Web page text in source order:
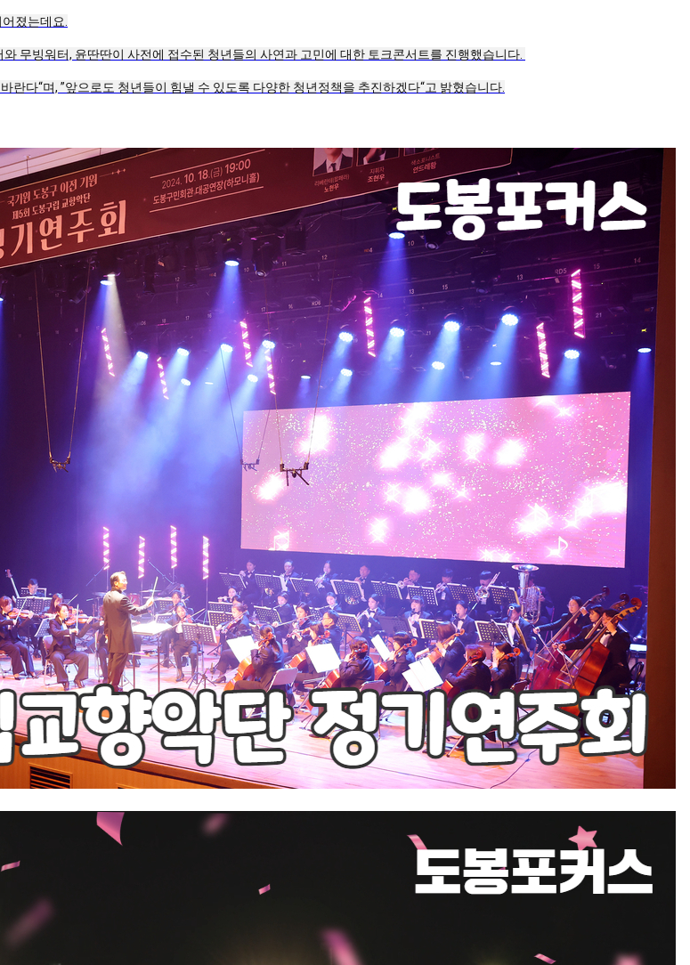
졌는데요.
무빙워터, 윤딴딴이 사전에 접수된 청년들의 사연과 고민에 대한 토크콘서트를 진행했습니다.
다“며, ”앞으로도 청년들이 힘낼 수 있도록 다양한 청년정책을 추진하겠다“고 밝혔습니다.